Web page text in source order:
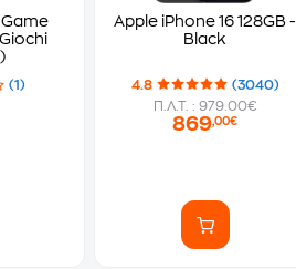
(1)
Apple iPhone 16 128GB -
Black
4.8
(3040)
Π.Λ.Τ. : 979.00€
869,00€